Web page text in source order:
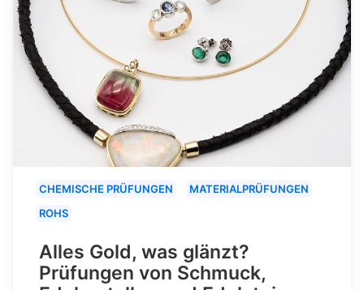
CHEMISCHE PRÜFUNGEN
MATERIALPRÜFUNGEN
ROHS
Alles Gold, was glänzt?
Prüfungen von Schmuck,